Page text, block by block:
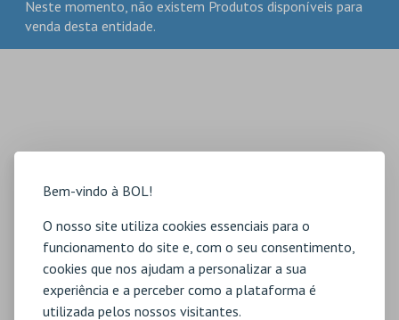
Bem-vindo à BOL!
O nosso site utiliza cookies essenciais para o
funcionamento do site e, com o seu consentimento,
cookies que nos ajudam a personalizar a sua
experiência e a perceber como a plataforma é
utilizada pelos nossos visitantes.
CARTÕES
Neste momento, não existem Produtos disponíveis para
venda desta entidade.